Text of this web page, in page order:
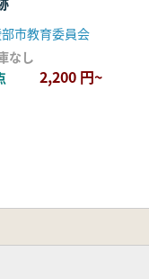
市教育委員会
なし
2,200 円~